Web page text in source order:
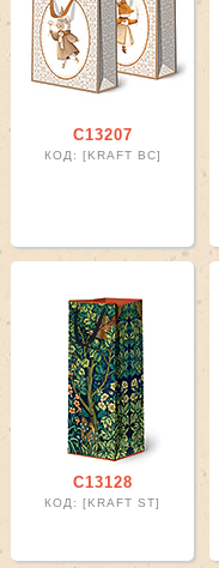
сборная filter
с лентой filter
С13207
КОД: [KRAFT BC]
С13128
КОД: [KRAFT ST]